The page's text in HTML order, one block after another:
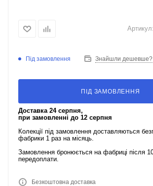
Артикул:
Під замовлення Знайшли дешевше?
ПІД ЗАМОВЛЕННЯ
Доставка 24 серпня,
при замовленні до 12 серпня
Колекції під замовлення доставляються
фабрики 1 раз на місяць.
Замовлення бронюється на фабриці після
передоплати.
Безкоштовна доставка